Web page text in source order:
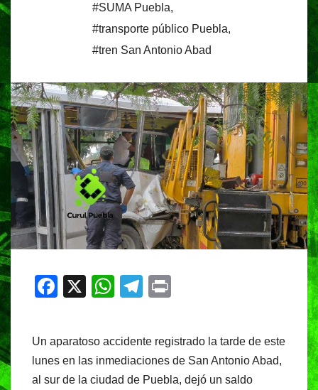
#SUMA Puebla,
#transporte público Puebla,
#tren San Antonio Abad
F
e
b
X
W
at
s
A
T
e
gr
a
t
Un aparatoso accidente registrado la tarde de este
lunes en las inmediaciones de San Antonio Abad,
al sur de la ciudad de Puebla, dejó un saldo